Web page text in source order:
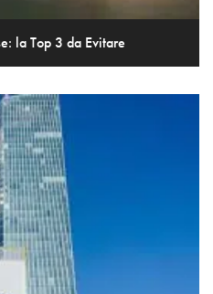
la Top 3 da Evitare